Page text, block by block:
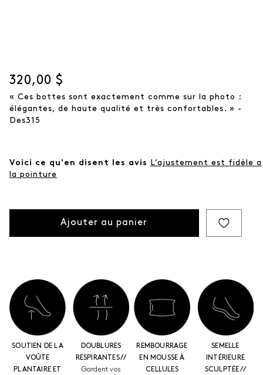
Prix actuel
320,00 $
« Ces bottes sont exactement comme sur la photo :
élégantes, de haute qualité et très confortables. » -
Des315
Voici ce qu'en disent les avis
L’ajustement est fidèle a
la pointure
Ajouter au panier
SOUTIEN DE LA
VOÛTE
PLANTAIRE ET
DOUBLURES
RESPIRANTES //
Gardent vos
REMBOURRAGE
EN MOUSSE À
CELLULES
SEMELLE
INTÉRIEURE
SCULPTÉE //